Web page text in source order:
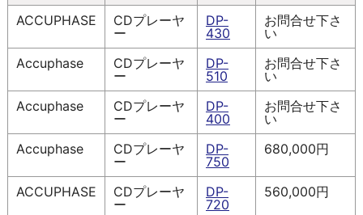
ACCUPHASE
CDプレーヤ
ー
DP-
430
お問合せ下さ
い
Accuphase
CDプレーヤ
ー
DP-
510
お問合せ下さ
い
Accuphase
CDプレーヤ
ー
DP-
400
お問合せ下さ
い
Accuphase
CDプレーヤ
ー
DP-
750
680,000円
ACCUPHASE
CDプレーヤ
ー
DP-
720
560,000円